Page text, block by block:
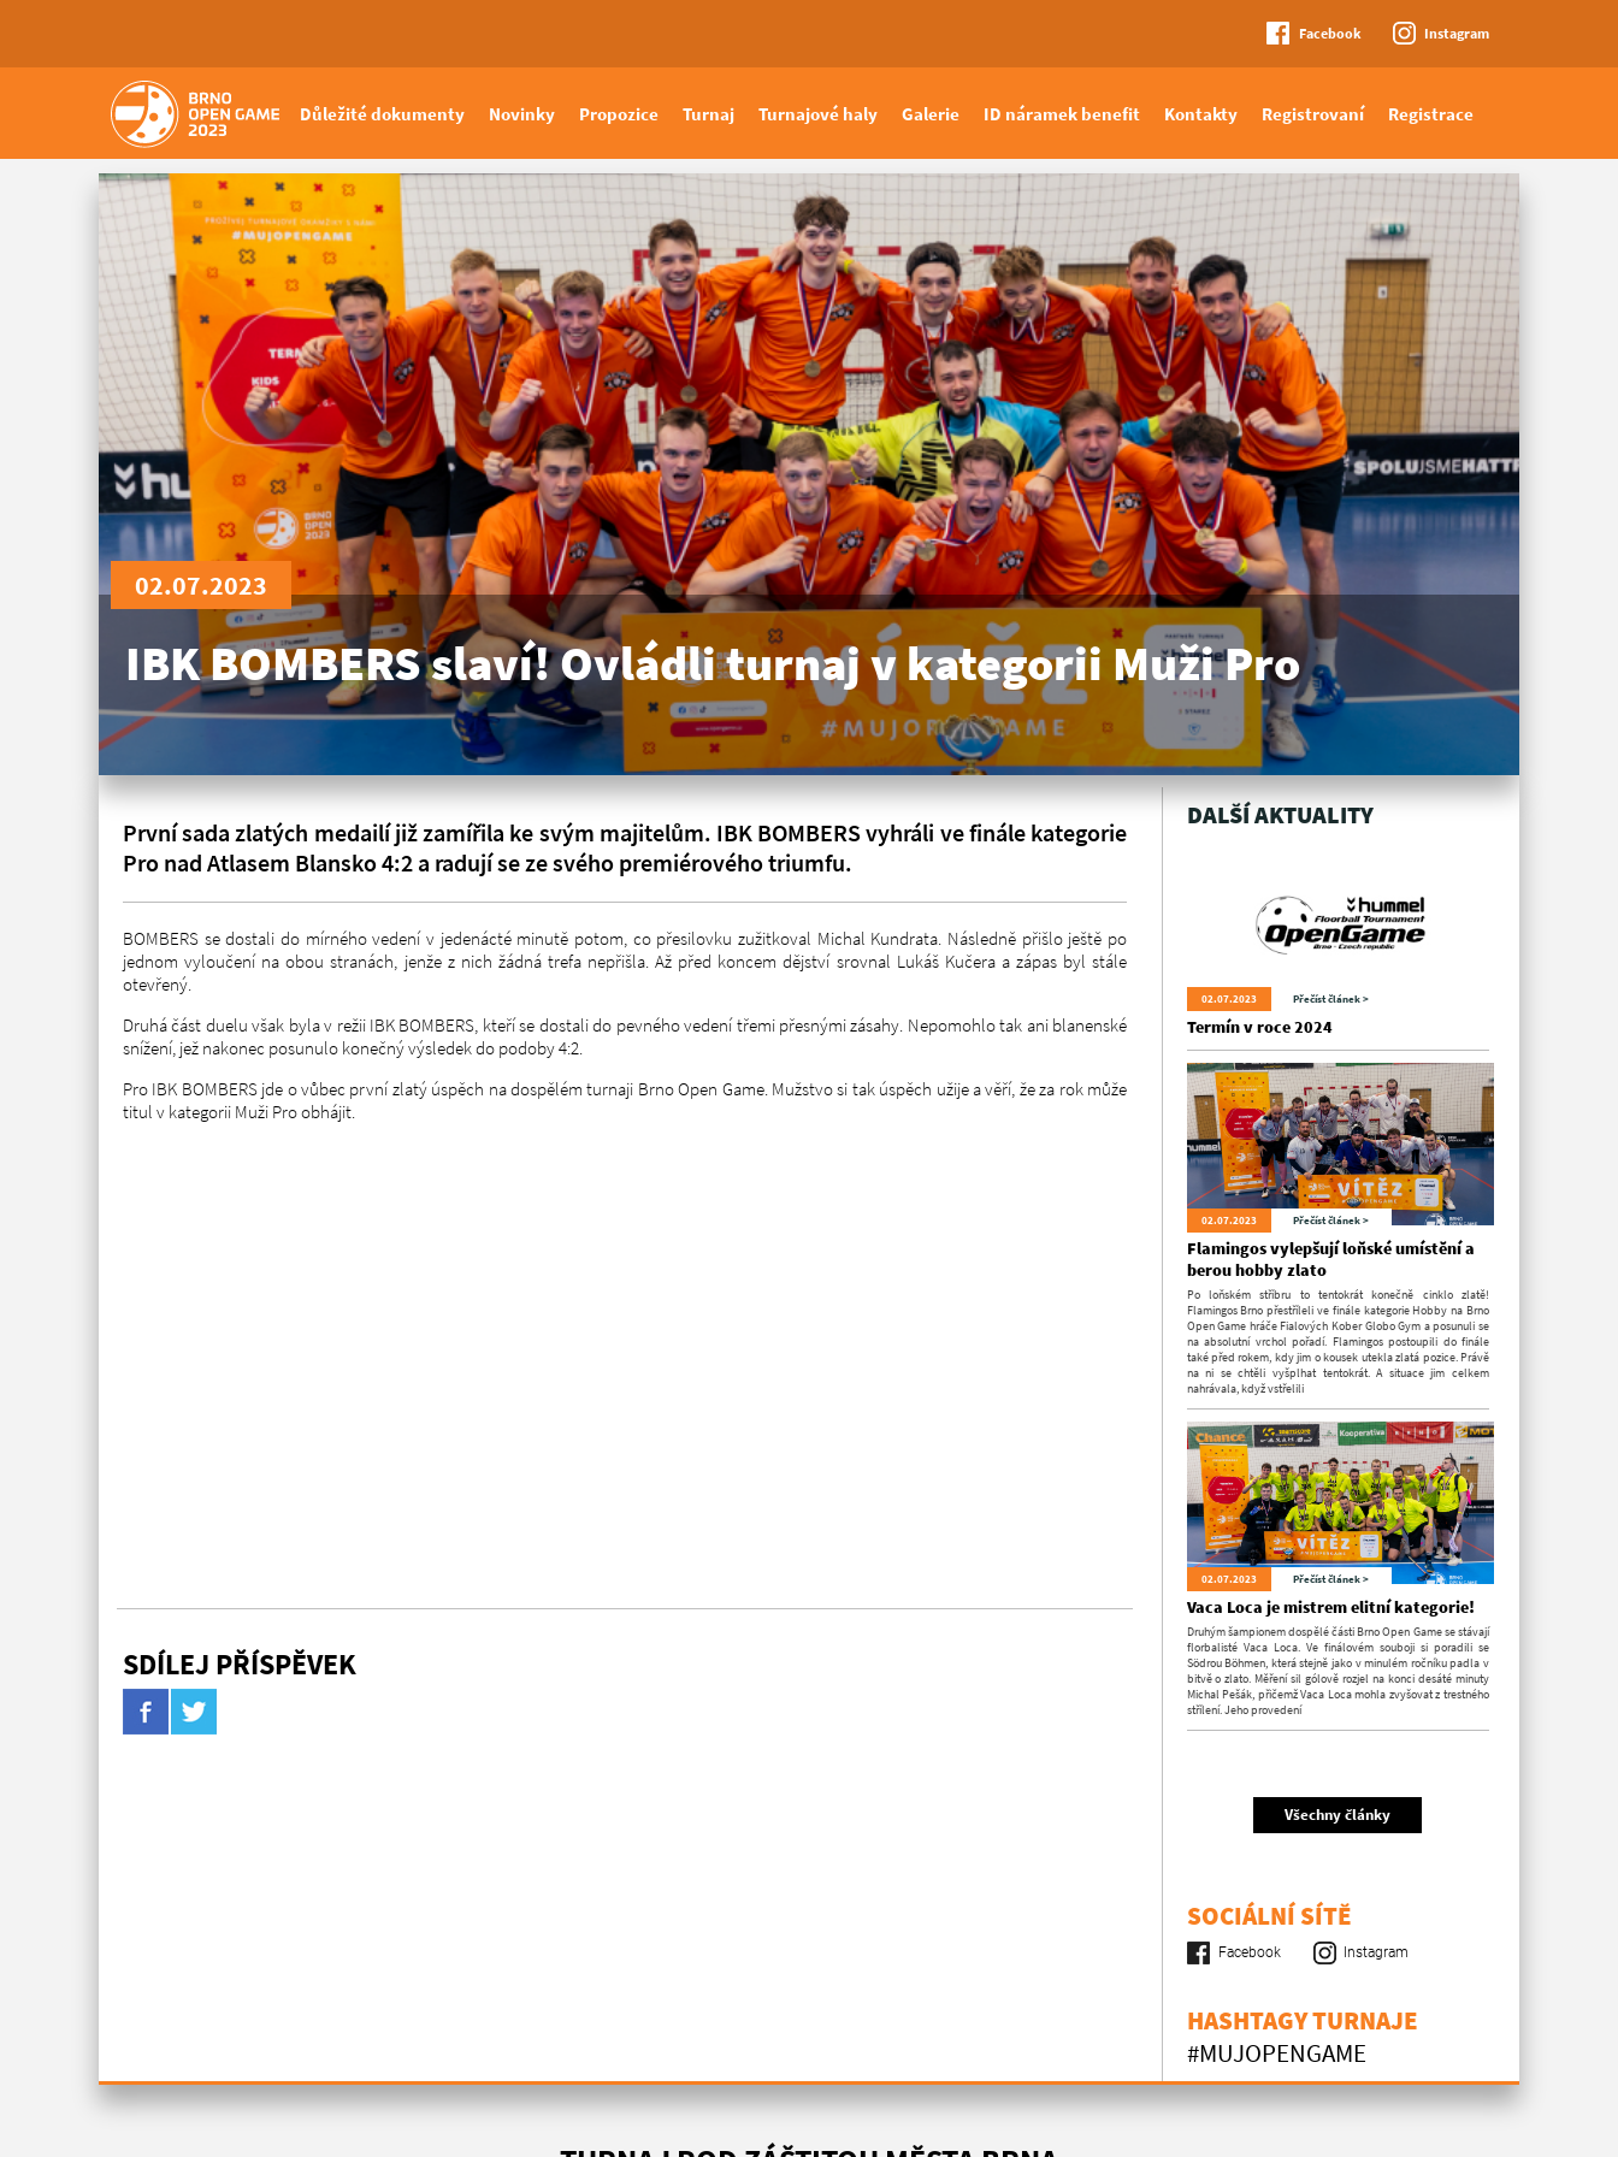
Facebook Instagram
Důležité dokumenty Novinky Propozice Turnaj Turnajové haly Galerie ID náramek benefit Kontakty Registrovaní Registrace
IBK BOMBERS slaví! Ovládli turnaj v kategorii Muži Pro
02.07.2023
První sada zlatých medailí již zamířila ke svým majitelům. IBK BOMBERS vyhráli ve finále kategorie
Pro nad Atlasem Blansko 4:2 a radují se ze svého premiérového triumfu.
BOMBERS se dostali do mírného vedení v jedenácté minutě potom, co přesilovku zužitkoval Michal Kundrata. Následně přišlo ještě po
jednom vyloučení na obou stranách, jenže z nich žádná trefa nepřišla. Až před koncem dějství srovnal Lukáš Kučera a zápas byl stále
otevřený.
Druhá část duelu však byla v režii IBK BOMBERS, kteří se dostali do pevného vedení třemi přesnými zásahy. Nepomohlo tak ani blanenské
snížení, jež nakonec posunulo konečný výsledek do podoby 4:2.
Pro IBK BOMBERS jde o vůbec první zlatý úspěch na dospělém turnaji Brno Open Game. Mužstvo si tak úspěch užije a věří, že za rok může
titul v kategorii Muži Pro obhájit.
SDÍLEJ PŘÍSPĚVEK
DALŠÍ AKTUALITY
02.07.2023 Přečíst článek >
Termín v roce 2024
02.07.2023 Přečíst článek >
Flamingos vylepšují loňské umístění a
berou hobby zlato
Po loňském stříbru to tentokrát konečně cinklo zlatě!
Flamingos Brno přestříleli ve finále kategorie Hobby na Brno
Open Game hráče Fialových Kober Globo Gym a posunuli se
na absolutní vrchol pořadí. Flamingos postoupili do finále
také před rokem, kdy jim o kousek utekla zlatá pozice. Právě
na ni se chtěli vyšplhat tentokrát. A situace jim celkem
nahrávala, když vstřelili
02.07.2023 Přečíst článek >
Vaca Loca je mistrem elitní kategorie!
Druhým šampionem dospělé části Brno Open Game se stávají
florbalisté Vaca Loca. Ve finálovém souboji si poradili se
Södrou Böhmen, která stejně jako v minulém ročníku padla v
bitvě o zlato. Měření sil gólově rozjel na konci desáté minuty
Michal Pešák, přičemž Vaca Loca mohla zvyšovat z trestného
střílení. Jeho provedení
Všechny články
SOCIÁLNÍ SÍTĚ
Facebook Instagram
HASHTAGY TURNAJE
#MUJOPENGAME